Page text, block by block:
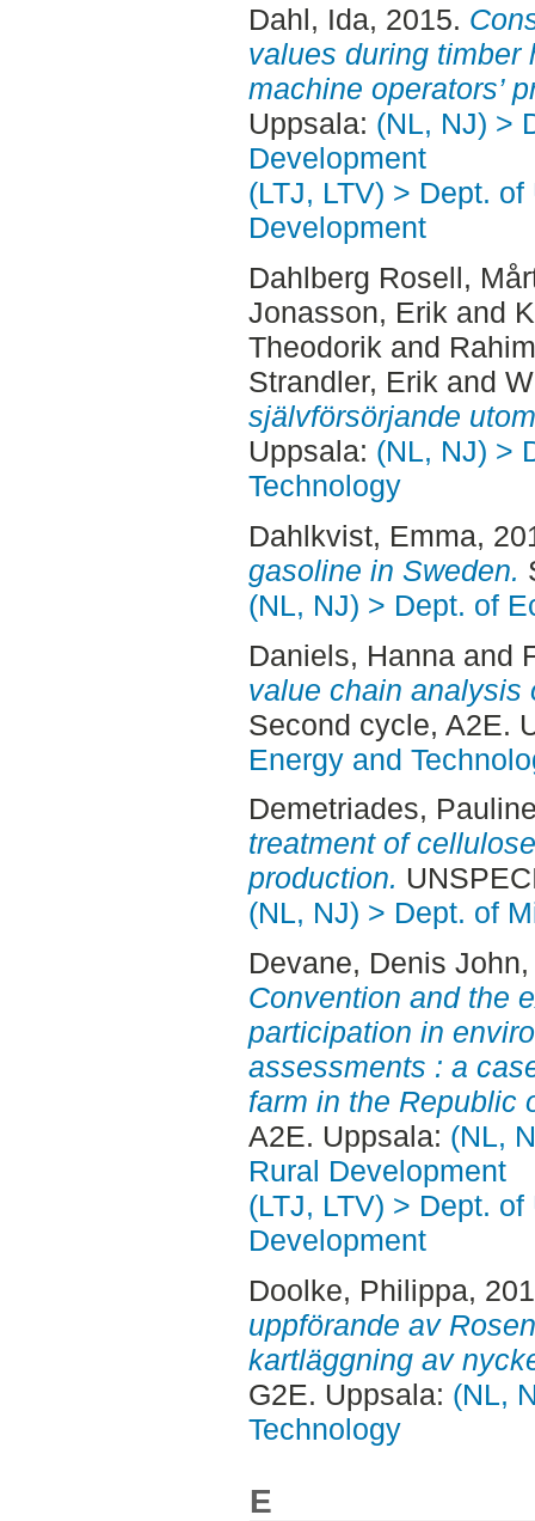
Dahl, Ida, 2015.
values during timber
machine operators’
Uppsala: (NL, NJ) >
Development
(LTJ, LTV) > Dept.
Development
Dahlberg Rosell,
Jonasson, Erik and
Theodorik and
Strandler, Erik and
självförsörjande
Uppsala: (NL, NJ) >
Technology
Dahlkvist, Emma,
gasoline in Sweden.
(NL, NJ) > Dept. of
Daniels, Hanna and
value chain analysis
Second cycle, A2E.
Energy and
Demetriades,
treatment of
production.
(NL, NJ) > Dept. of
Devane, Denis John
Convention and the
participation in
assessments : a
farm in the Republic
A2E. Uppsala: (NL,
Rural Development
(LTJ, LTV) > Dept.
Development
Doolke, Philippa,
uppförande av
kartläggning av
G2E. Uppsala: (NL,
Technology
E